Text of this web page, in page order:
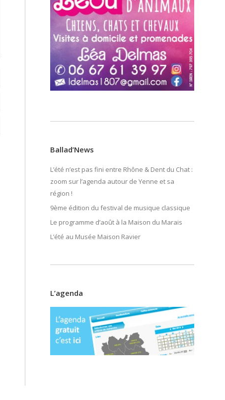
Ballad’News
L’été n’est pas fini entre Rhône & Dent du Chat :
zoom sur l’agenda autour de Yenne et sa
région !
9ème édition du festival de musique classique
Le programme d’août à la Maison du Marais
L’été au Musée Maison Ravier
L’agenda